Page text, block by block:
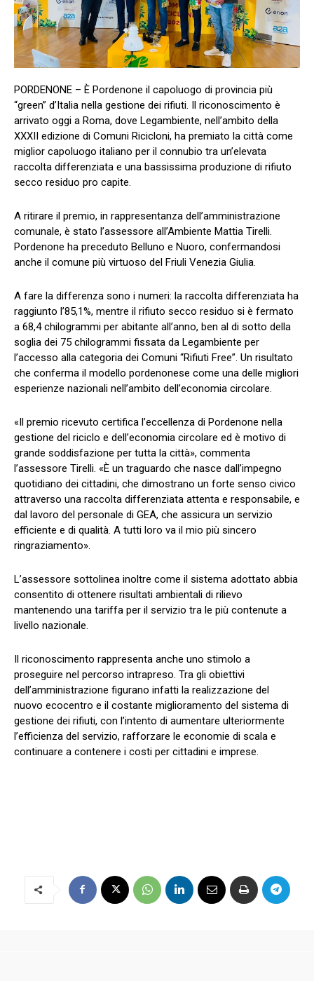
PORDENONE – È Pordenone il capoluogo di provincia più
“green” d’Italia nella gestione dei rifiuti. Il riconoscimento è
arrivato oggi a Roma, dove Legambiente, nell’ambito della
XXXII edizione di Comuni Ricicloni, ha premiato la città come
miglior capoluogo italiano per il connubio tra un’elevata
raccolta differenziata e una bassissima produzione di rifiuto
secco residuo pro capite.
A ritirare il premio, in rappresentanza dell’amministrazione
comunale, è stato l’assessore all’Ambiente Mattia Tirelli.
Pordenone ha preceduto Belluno e Nuoro, confermandosi
anche il comune più virtuoso del Friuli Venezia Giulia.
A fare la differenza sono i numeri: la raccolta differenziata ha
raggiunto l’85,1%, mentre il rifiuto secco residuo si è fermato
a 68,4 chilogrammi per abitante all’anno, ben al di sotto della
soglia dei 75 chilogrammi fissata da Legambiente per
l’accesso alla categoria dei Comuni “Rifiuti Free”. Un risultato
che conferma il modello pordenonese come una delle migliori
esperienze nazionali nell’ambito dell’economia circolare.
«Il premio ricevuto certifica l’eccellenza di Pordenone nella
gestione del riciclo e dell’economia circolare ed è motivo di
grande soddisfazione per tutta la città», commenta
l’assessore Tirelli. «È un traguardo che nasce dall’impegno
quotidiano dei cittadini, che dimostrano un forte senso civico
attraverso una raccolta differenziata attenta e responsabile, e
dal lavoro del personale di GEA, che assicura un servizio
efficiente e di qualità. A tutti loro va il mio più sincero
ringraziamento».
L’assessore sottolinea inoltre come il sistema adottato abbia
consentito di ottenere risultati ambientali di rilievo
mantenendo una tariffa per il servizio tra le più contenute a
livello nazionale.
Il riconoscimento rappresenta anche uno stimolo a
proseguire nel percorso intrapreso. Tra gli obiettivi
dell’amministrazione figurano infatti la realizzazione del
nuovo ecocentro e il costante miglioramento del sistema di
gestione dei rifiuti, con l’intento di aumentare ulteriormente
l’efficienza del servizio, rafforzare le economie di scala e
continuare a contenere i costi per cittadini e imprese.